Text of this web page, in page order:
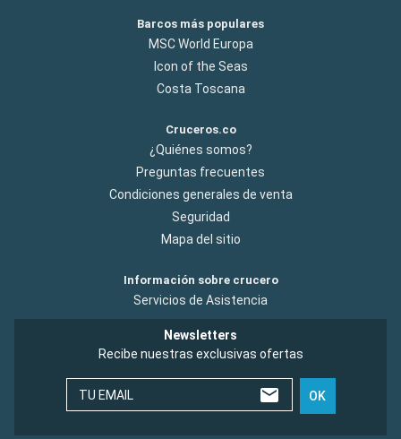
Barcos más populares
MSC World Europa
Icon of the Seas
Costa Toscana
Cruceros.co
¿Quiénes somos?
Preguntas frecuentes
Condiciones generales de venta
Seguridad
Mapa del sitio
Información sobre crucero
Servicios de Asistencia
Newsletters
Recibe nuestras exclusivas ofertas
TU EMAIL OK